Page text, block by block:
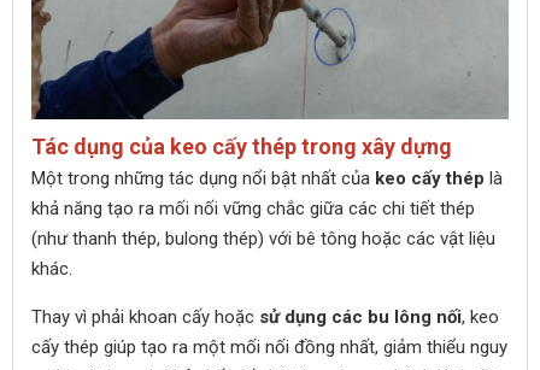
Tác dụng của keo cấy thép trong xây dựng
Một trong những tác dụng nổi bật nhất của keo cấy thép là
khả năng tạo ra mối nối vững chắc giữa các chi tiết thép
(như thanh thép, bulong thép) với bê tông hoặc các vật liệu
khác.
Thay vì phải khoan cấy hoặc sử dụng các bu lông nối, keo
cấy thép giúp tạo ra một mối nối đồng nhất, giảm thiểu nguy